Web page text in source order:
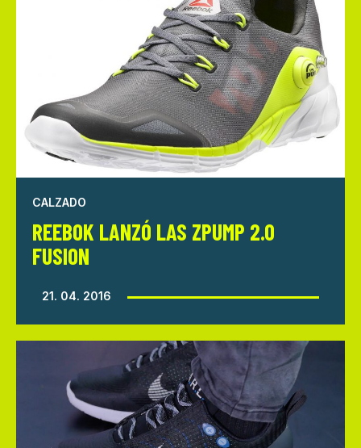
CALZADO
REEBOK LANZÓ LAS ZPUMP 2.0
FUSION
21. 04. 2016